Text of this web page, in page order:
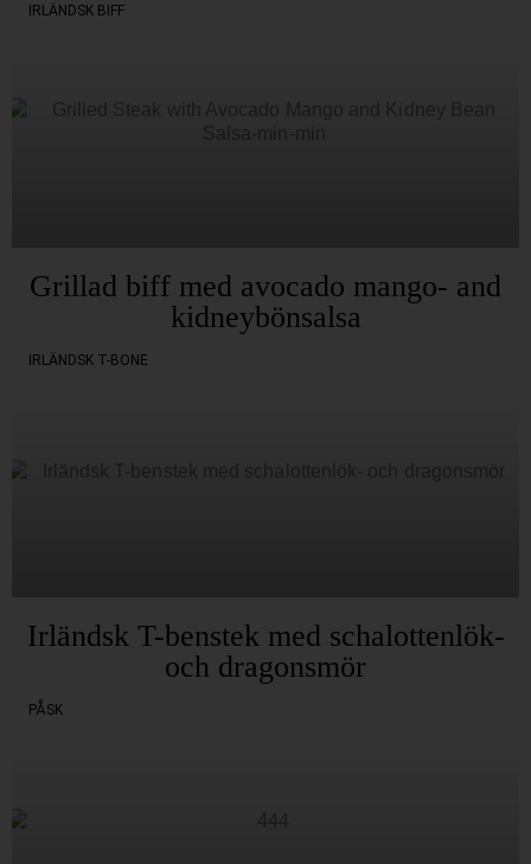
IRLÄNDSK BIFF
Grillad biff med avocado mango- and
kidneybönsalsa
IRLÄNDSK T-BONE
Irländsk T-benstek med schalottenlök-
och dragonsmör
PÅSK